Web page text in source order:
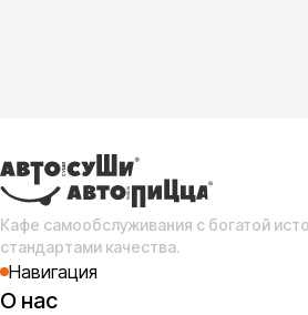
Кафе самообслуживания с богатой
стандартами качества.
Навигация
О нас